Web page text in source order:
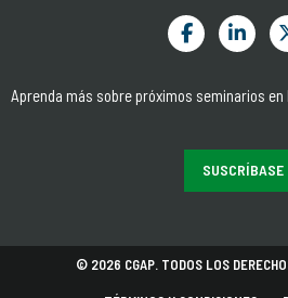
Aprenda más sobre próximos seminarios
SUSCRÍBASE
© 2026 CGAP. TODOS LOS